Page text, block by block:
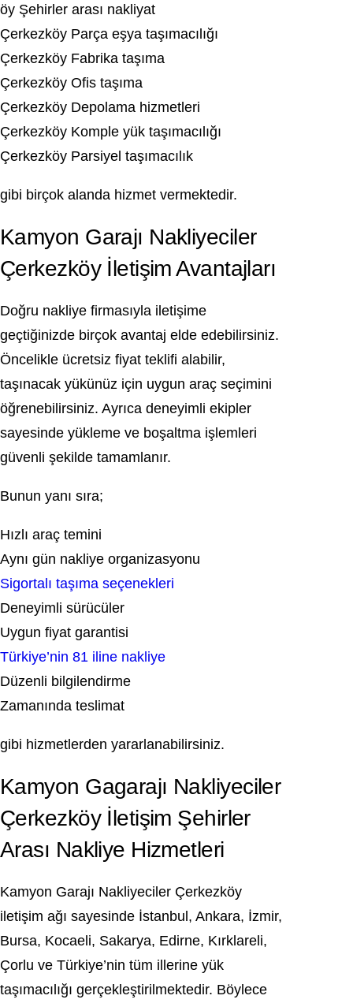
öy Şehirler arası nakliyat
Çerkezköy Parça eşya taşımacılığı
Çerkezköy Fabrika taşıma
Çerkezköy Ofis taşıma
Çerkezköy Depolama hizmetleri
Çerkezköy Komple yük taşımacılığı
Çerkezköy Parsiyel taşımacılık
gibi birçok alanda hizmet vermektedir.
Kamyon Garajı Nakliyeciler
Çerkezköy İletişim Avantajları
Doğru nakliye firmasıyla iletişime
geçtiğinizde birçok avantaj elde edebilirsiniz.
Öncelikle ücretsiz fiyat teklifi alabilir,
taşınacak yükünüz için uygun araç seçimini
öğrenebilirsiniz. Ayrıca deneyimli ekipler
sayesinde yükleme ve boşaltma işlemleri
güvenli şekilde tamamlanır.
Bunun yanı sıra;
Hızlı araç temini
Aynı gün nakliye organizasyonu
Sigortalı taşıma seçenekleri
Deneyimli sürücüler
Uygun fiyat garantisi
Türkiye’nin 81 iline nakliye
Düzenli bilgilendirme
Zamanında teslimat
gibi hizmetlerden yararlanabilirsiniz.
Kamyon Gagarajı Nakliyeciler
Çerkezköy İletişim Şehirler
Arası Nakliye Hizmetleri
Kamyon Garajı Nakliyeciler Çerkezköy
iletişim ağı sayesinde İstanbul, Ankara, İzmir,
Bursa, Kocaeli, Sakarya, Edirne, Kırklareli,
Çorlu ve Türkiye’nin tüm illerine yük
taşımacılığı gerçekleştirilmektedir. Böylece